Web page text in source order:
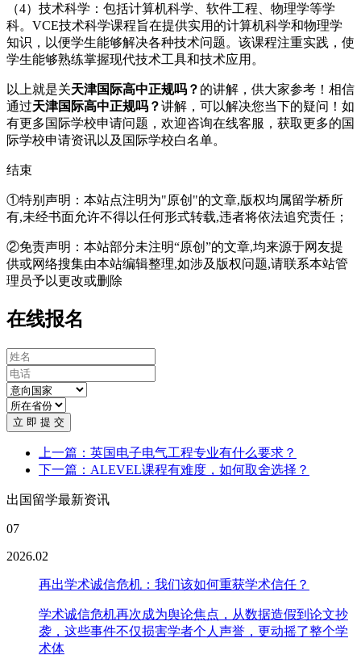
（4）技术科学：包括计算机科学、软件工程、物理学等学
科。VCE技术科学课程旨在提供实用的计算机科学和物理学
知识，以便学生能够解决各种技术问题。该课程注重实践，使
学生能够熟练掌握现代技术工具和技术应用。
以上就是关天津国际高中正规吗？ 的讲解，供大家参考！相信
通过天津国际高中正规吗？讲解，可以解决您当下的疑问！如
有更多国际学校申请问题，欢迎咨询在线客服 ，获取更多的国
际学校申请资讯以及国际学校白名单。
结束
①特别声明：本站点注明为"原创"的文章,版权均属留学桥所
有,未经书面允许不得以任何形式转载,违者将依法追究责任；
②免责声明：本站部分未注明“原创”的文章,均来源于网友提
供或网络搜集由本站编辑整理,如涉及版权问题,请联系本站管
理员予以更改或删除
在线报名
立 即 提 交
上一篇：英国电子电气工程专业有什么要求？
下一篇：ALEVEL课程有难度，如何取舍选择？
出国留学最新资讯
07
2026.02
再出学术诚信危机：我们该如何重获学术信任？
学术诚信危机再次成为舆论焦点，从数据造假到论文抄
袭，这些事件不仅损害学者个人声誉，更动摇了整个学
术体